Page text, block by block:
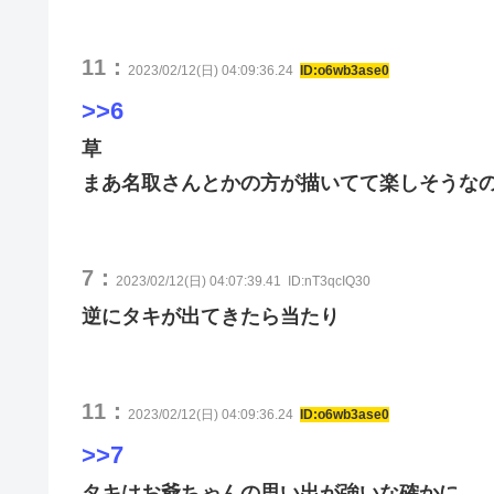
11： 2023/02/12(日) 04:09:36.24 ID:o6wb3ase0
>>6
草
まあ名取さんとかの方が描いてて楽しそうな
7： 2023/02/12(日) 04:07:39.41 ID:nT3qcIQ30
逆にタキが出てきたら当たり
11： 2023/02/12(日) 04:09:36.24 ID:o6wb3ase0
>>7